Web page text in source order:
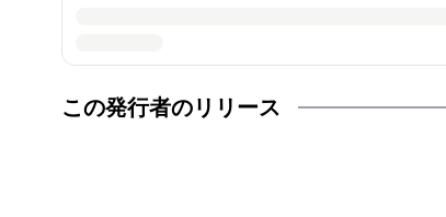
この発行者のリリース